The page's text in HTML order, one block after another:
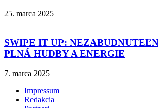
25. marca 2025
SWIPE IT UP:
PLNÁ HUDBY A ENERGIE
7. marca 2025
Impressum
Redakcia